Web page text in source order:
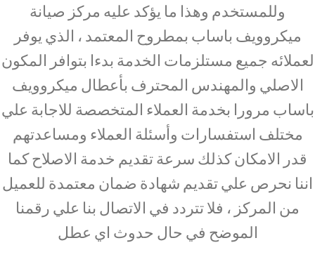
وللمستخدم وهذا ما يؤكد عليه مركز صيانة
ميكروويف باساب بمطروح المعتمد ، الذي يوفر
لعملائه جميع مستلزمات الخدمة بدءا بتوافر المكون
الاصلي والمهندس المحترف بأعطال ميكروويف
باساب مرورا بخدمة العملاء المتخصصة للاجابة علي
مختلف استفسارات وأسئلة العملاء ومساعدتهم
قدر الامكان كذلك سرعة تقديم خدمة الاصلاح كما
اننا نحرص علي تقديم شهادة ضمان معتمدة للعميل
من المركز ، فلا تتردد في الاتصال بنا علي رقمنا
الموضح في حال حدوث اي عطل